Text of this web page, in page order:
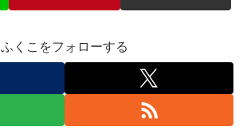
ふくこをフォローする